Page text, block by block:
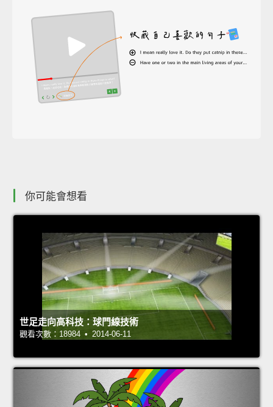
你可能會想看
世足走向高科技：球門線技術
觀看次數：18984 • 2014-06-11